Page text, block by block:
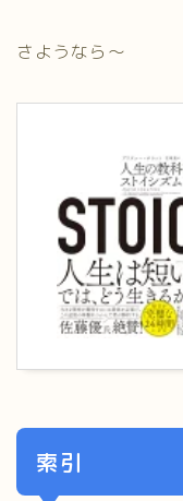
さようなら～
索引